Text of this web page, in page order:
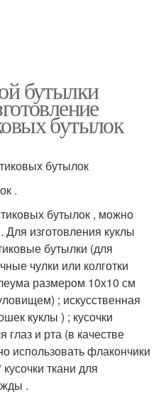
бутылки
бутылок
бутылок
.
бутылок , можно
изготовления куклы
бутылки (для
чулки или колготки
размером 10х10 см
; искусственная
куклы ) ; кусочки
глаз и рта (в качестве
использовать флакончики
ткани для
.